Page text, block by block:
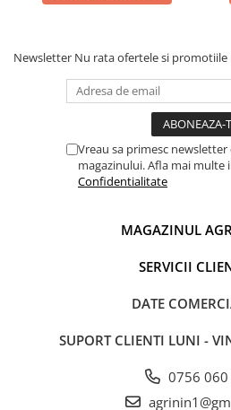
Colier / Faseta
Consumabile motofierastrau
Demarouri drujba
Discuri debitare
Flexuri si Polizoare
Newsletter Nu rata ofertele si promotiile
Vreau sa primesc
magazinului. Afla mai multe
Confidentialitate
MAGAZINUL
SERVICII
DATE
SUPORT CLIENTI LUNI -
0756 060